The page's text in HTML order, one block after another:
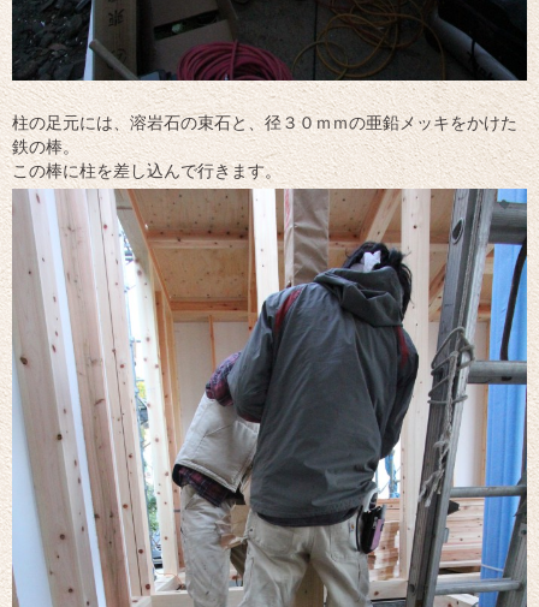
柱の足元には、溶岩石の束石と、径３０ｍｍの亜鉛メッキをかけた
鉄の棒。
この棒に柱を差し込んで行きます。